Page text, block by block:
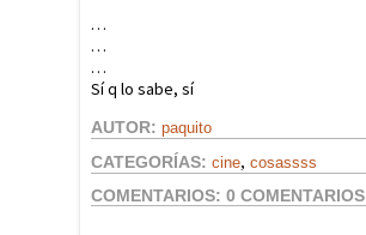
…
…
…
Sí q lo sabe, sí
AUTOR: paquito
CATEGORÍAS: cine,cosassss
COMENTARIOS:0 COMENTARIOS